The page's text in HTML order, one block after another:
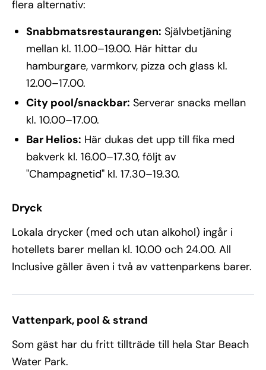
flera alternativ:
Snabbmatsrestaurangen: Självbetjäning
mellan kl. 11.00–19.00. Här hittar du
hamburgare, varmkorv, pizza och glass kl.
12.00–17.00.
City pool/snackbar: Serverar snacks mellan
kl. 10.00–17.00.
Bar Helios: Här dukas det upp till fika med
bakverk kl. 16.00–17.30, följt av
"Champagnetid" kl. 17.30–19.30.
Dryck
Lokala drycker (med och utan alkohol) ingår i
hotellets barer mellan kl. 10.00 och 24.00. All
Inclusive gäller även i två av vattenparkens barer.
Vattenpark, pool & strand
Som gäst har du fritt tillträde till hela Star Beach
Water Park.